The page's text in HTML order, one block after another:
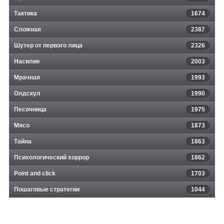
Тактика 1674
Сложная 2387
Шутер от первого лица 2326
Насилие 2003
Мрачная 1993
Олдскул 1990
Песочница 1975
Мясо 1873
Тайна 1863
Психологический хоррор 1862
Point and click 1703
Пошаговые стратегии 1044